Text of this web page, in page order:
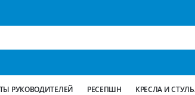
РУКОВОДИТЕЛЕЙ РЕСЕПШН КРЕСЛА И